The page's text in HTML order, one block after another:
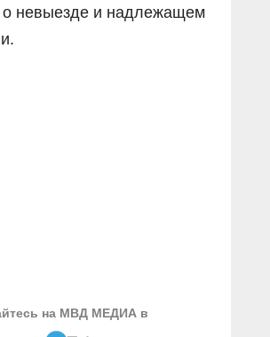
о невыезде и надлежащем
на МВД МЕДИА в